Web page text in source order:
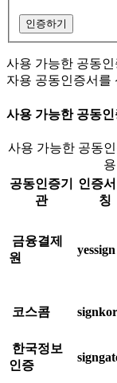
인증하기
사용 가능한 공동
자용 공동인증서를
사용 가능한 공동
사용 가능한 공동
공동인증기
관
인증
칭
금융결제
원
yessign
코스콤
한국정보
인증